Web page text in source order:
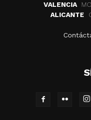
VALENCIA
ALICANTE